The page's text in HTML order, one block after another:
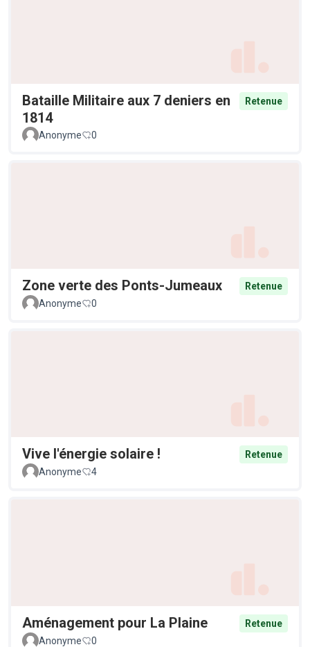
Bataille Militaire aux 7 deniers en
1814
Retenue
Anonyme 0
Zone verte des Ponts-Jumeaux
Retenue
Anonyme
0
Vive l'énergie solaire !
Retenue
Anonyme
4
Aménagement pour La Plaine
Retenue
Anonyme
0